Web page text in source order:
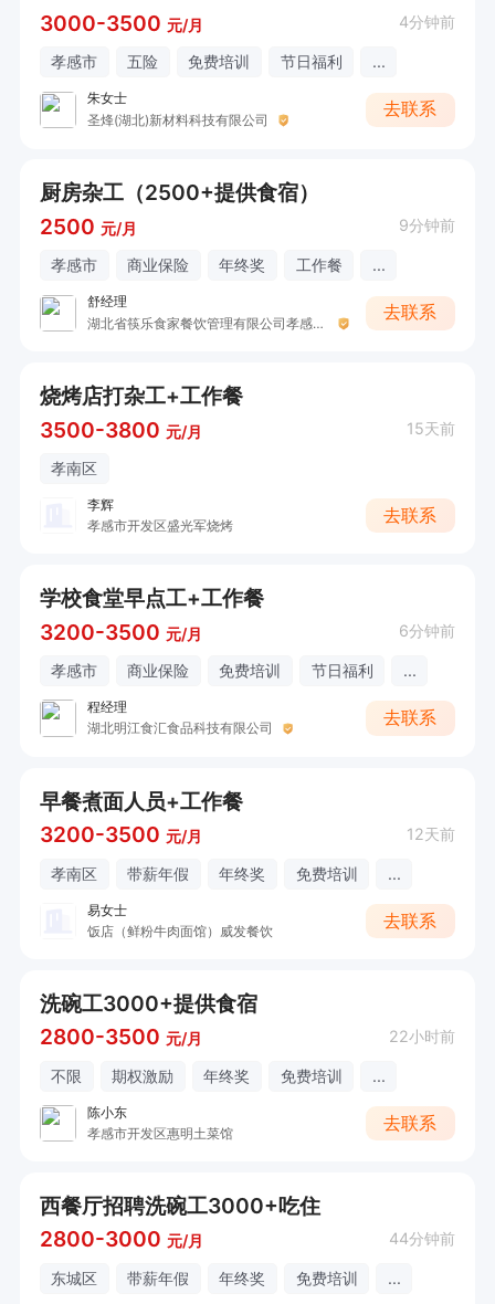
3000-3500 元/月 4分钟前
孝感市 五险 免费培训 节日福利 ...
朱女士
圣烽(湖北)新材料科技有限公司
去联系
厨房杂工（2500+提供食宿）
2500 元/月 9分钟前
孝感市 商业保险 年终奖 工作餐 ...
舒经理
湖北省筷乐食家餐饮管理有限公司孝感分公司
去联系
烧烤店打杂工+工作餐
3500-3800 元/月 15天前
孝南区
李辉
孝感市开发区盛光军烧烤
去联系
学校食堂早点工+工作餐
3200-3500 元/月 6分钟前
孝感市 商业保险 免费培训 节日福利 ...
程经理
湖北明江食汇食品科技有限公司
去联系
早餐煮面人员+工作餐
3200-3500 元/月 12天前
孝南区 带薪年假 年终奖 免费培训 ...
易女士
饭店（鲜粉牛肉面馆）威发餐饮
去联系
洗碗工3000+提供食宿
2800-3500 元/月 22小时前
不限 期权激励 年终奖 免费培训 ...
陈小东
孝感市开发区惠明土菜馆
去联系
西餐厅招聘洗碗工3000+吃住
2800-3000 元/月 44分钟前
东城区 带薪年假 年终奖 免费培训 ...